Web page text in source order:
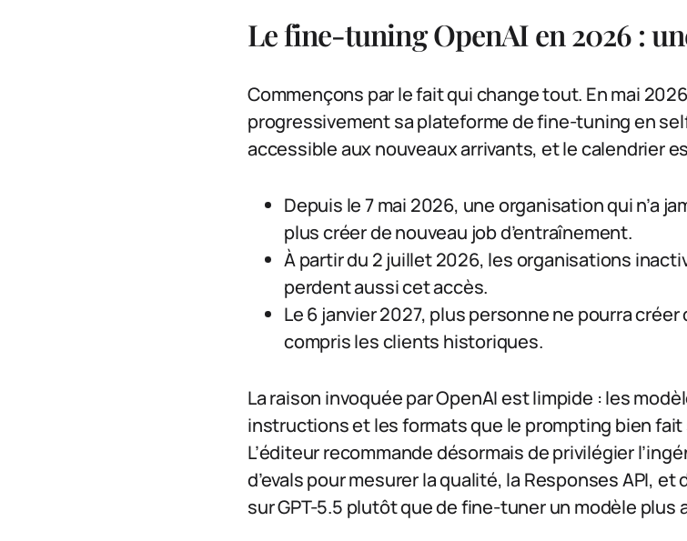
Le fine-tuning OpenAI en 2026 :
Commençons par le fait qui change tout. En mai
progressivement sa plateforme de fine-tuning en
accessible aux nouveaux arrivants, et le calendrier
Depuis le 7 mai 2026, une organisation qui n’a
plus créer de nouveau job d’entraînement.
À partir du 2 juillet 2026, les organisations
perdent aussi cet accès.
Le 6 janvier 2027, plus personne ne pourra
compris les clients historiques.
La raison invoquée par OpenAI est limpide : les
instructions et les formats que le prompting bien
L’éditeur recommande désormais de privilégier
d’evals pour mesurer la qualité, la Responses API,
sur GPT-5.5 plutôt que de fine-tuner un modèle plus